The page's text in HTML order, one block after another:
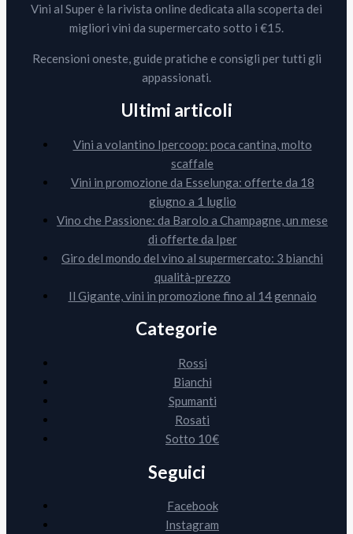
Vini al Super è la rivista online dedicata alla scoperta dei
migliori vini da supermercato sotto i €15.
Recensioni oneste, guide pratiche e consigli per tutti gli
appassionati.
Ultimi articoli
Vini a volantino Ipercoop: poca cantina, molto
scaffale
Vini in promozione da Esselunga: offerte da 18
giugno a 1 luglio
Vino che Passione: da Barolo a Champagne, un mese
di offerte da Iper
Giro del mondo del vino al supermercato: 3 bianchi
qualità-prezzo
Il Gigante, vini in promozione fino al 14 gennaio
Categorie
Rossi
Bianchi
Spumanti
Rosati
Sotto 10€
Seguici
Facebook
Instagram